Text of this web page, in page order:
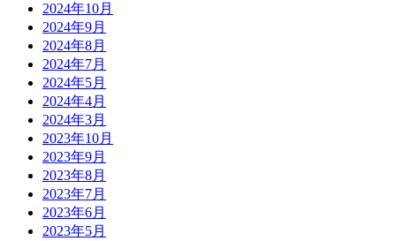
2024年10月
2024年9月
2024年8月
2024年7月
2024年5月
2024年4月
2024年3月
2023年10月
2023年9月
2023年8月
2023年7月
2023年6月
2023年5月